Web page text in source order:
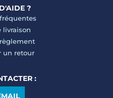
?
livraison
un retour
: